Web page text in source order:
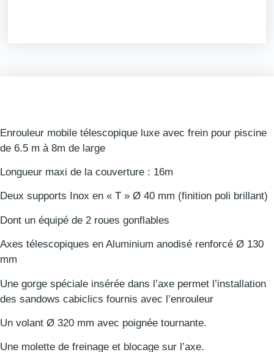
Enrouleur mobile télescopique luxe avec frein pour piscine
de 6.5 m à 8m de large
Longueur maxi de la couverture : 16m
Deux supports Inox en « T » Ø 40 mm (finition poli brillant)
Dont un équipé de 2 roues gonflables
Axes télescopiques en Aluminium anodisé renforcé Ø 130
mm
Une gorge spéciale insérée dans l’axe permet l’installation
des sandows cabiclics fournis avec l’enrouleur
Un volant Ø 320 mm avec poignée tournante.
Une molette de freinage et blocage sur l’axe.